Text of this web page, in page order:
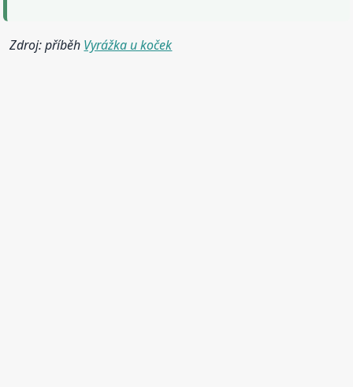
Zdroj: příběh Vyrážka u koček